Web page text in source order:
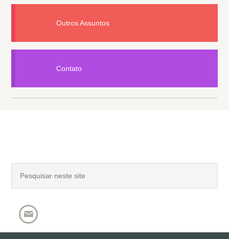
Outros Assuntos
Contato